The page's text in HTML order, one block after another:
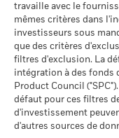
Les chiffres indiqués
passées.Les
fiable des
évoluer très
façon dont le fonds a
La performance est
d’inventaire (VNI),
Le rendement de
diminuer en raison
Pourcentage des
fonds à l'égard
des données ne sont
disponibles
au 30/juin/2026
L'exposition de
est indiquée ci-
sables bitumineux,
entreprises qui tirent
travaille avec le
mêmes critères dans
investisseurs sous
que des critères
filtres d'exclusion. La
intégration à des fonds
Product Council
défaut pour ces filtres
d'investissement
d'autres sources de